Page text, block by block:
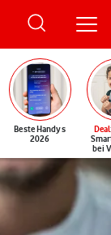
Beste Handys
2026
Deal
bei